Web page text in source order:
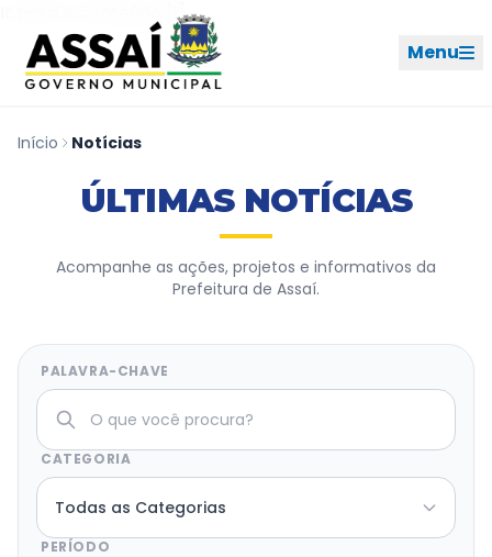
Ir para o conteúdo [1]
Menu
REDES SOCIAIS
PERFIL DE NAVEGAÇÃO
Cidade
Governo
Ouvidoria
Transparência e Atos
Início Notícias
ÚLTIMAS NOTÍCIAS
Acompanhe as ações, projetos e informativos da
Prefeitura de Assaí.
PALAVRA-CHAVE
CATEGORIA
PERÍODO